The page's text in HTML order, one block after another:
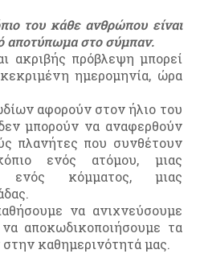
του κάθε ανθρώπου είναι
αποτύπωμα στο σύμπαν.
ακριβής πρόβλεψη μπορεί
ημερομηνία, ώρα
αφορούν στον ήλιο του
μπορούν να αναφερθούν
πλανήτες που συνθέτουν
ενός ατόμου, μιας
ενός κόμματος, μιας
να ανιχνεύσουμε
αποκωδικοποιήσουμε τα
καθημερινότητά μας.